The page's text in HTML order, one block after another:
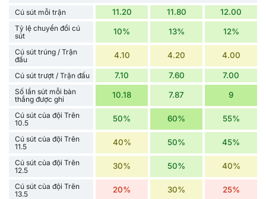
Cú sút mỗi trận
11.20 11.80 12.00
Tỷ lệ chuyển đổi cú
sút
10% 13% 12%
Cú sút trúng / Trận
đấu
4.10 4.20 4.00
Cú sút trượt / Trận đấu 7.10 7.60 7.00
Số lần sút mỗi bàn
thắng được ghi
10.18 7.87 9
Cú sút của đội Trên
10.5
50% 60% 55%
Cú sút của đội Trên
11.5
40% 50% 45%
Cú sút của đội Trên
12.5
30% 50% 40%
Cú sút của đội Trên
13.5
20% 30% 25%